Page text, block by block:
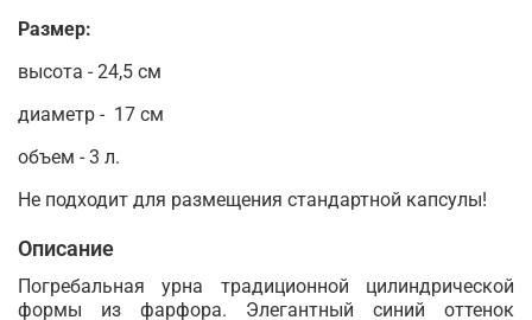
Размер:
высота - 24,5 см
диаметр - 17 см
объем - 3 л.
Не подходит для размещения стандартной капсулы!
Описание
Погребальная урна традиционной цилиндрической
формы из фарфора. Элегантный синий оттенок